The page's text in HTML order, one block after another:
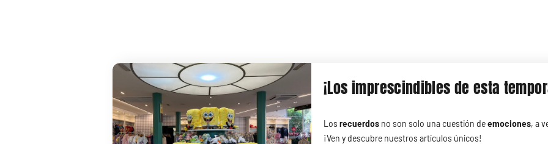
¡Los imprescindibles de esta
Losrecuerdos no son solo una cuestión deemociones, a
¡Ven y descubre nuestros artículos únicos!